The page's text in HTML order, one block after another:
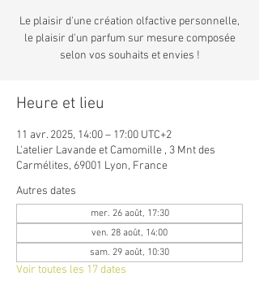
Le plaisir d'une création olfactive personnelle,
le plaisir d'un parfum sur mesure composée
selon vos souhaits et envies !
Heure et lieu
11 avr. 2025, 14:00 – 17:00 UTC+2
L'atelier Lavande et Camomille , 3 Mnt des
Carmélites, 69001 Lyon, France
Autres dates
mer. 26 août, 17:30
ven. 28 août, 14:00
sam. 29 août, 10:30
Voir toutes les 17 dates